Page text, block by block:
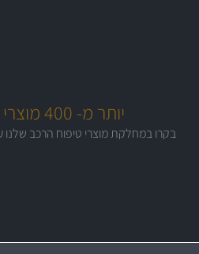
יותר מ- 400 מוצרי טיפוח לרכב
מקצועיות